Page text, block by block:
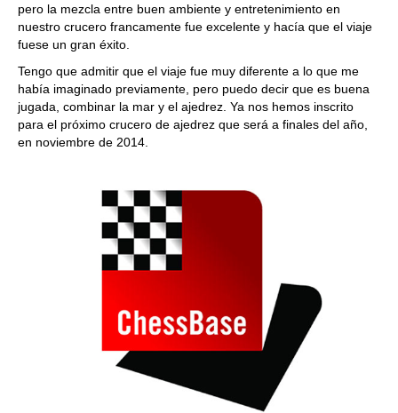
pero la mezcla entre buen ambiente y entretenimiento en
nuestro crucero francamente fue excelente y hacía que el viaje
fuese un gran éxito.
Tengo que admitir que el viaje fue muy diferente a lo que me
había imaginado previamente, pero puedo decir que es buena
jugada, combinar la mar y el ajedrez. Ya nos hemos inscrito
para el próximo crucero de ajedrez que será a finales del año,
en noviembre de 2014.